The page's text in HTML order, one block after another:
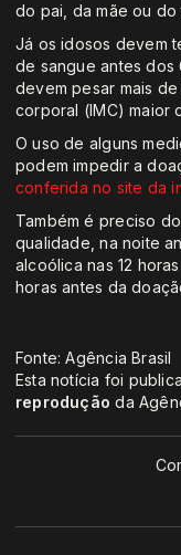
do pai, da mãe ou
Já os idosos devem
de sangue antes dos
devem pesar mais
corporal (IMC) maior
O uso de alguns
podem impedir a
conferida no site da
Também é preciso
qualidade, na noite
alcoólica nas 12
horas antes da
Fonte: Agência Brasil
Esta notícia foi
reprodução da